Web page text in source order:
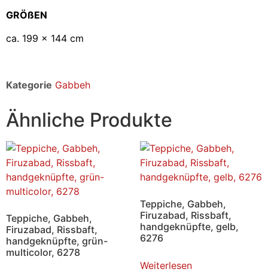
GRÖßEN
ca. 199 x 144 cm
Kategorie Gabbeh
Ähnliche Produkte
Teppiche, Gabbeh,
Firuzabad, Rissbaft,
handgeknüpfte, grün-
multicolor, 6278
Teppiche, Gabbeh,
Firuzabad, Rissbaft,
handgeknüpfte, gelb,
6276
Weiterlesen